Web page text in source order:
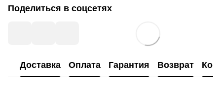
Поделиться в соцсетях
Доставка Оплата Гарантия Возврат